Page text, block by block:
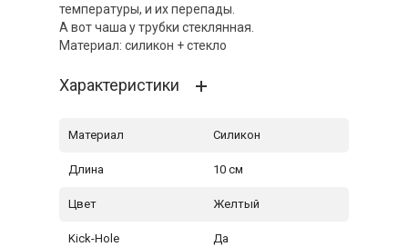
температуры, и их перепады.
А вот чаша у трубки стеклянная.
Материал: силикон + стекло
Характеристики
Материал Силикон
Длина 10 см
Цвет Желтый
Kick-Hole Да